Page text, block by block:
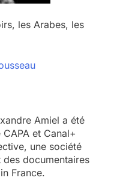
les Arabes, les
Amiel a été
et Canal+
une société
documentaires
France.